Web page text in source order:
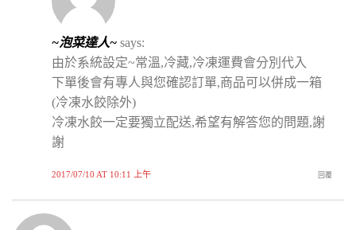
~泡菜達人~ says:
由於系統設定~常溫,冷藏,冷凍運費會分別代入
下單後會有專人與您確認訂單,商品可以併成一箱
(冷凍水餃除外)
冷凍水餃一定要獨立配送,希望有解答您的問題,謝
謝
2017/07/10 AT 10:11 上午 回覆